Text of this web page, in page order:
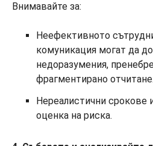
Внимавайте за:
Неефективното
комуникация могат да
недоразумения,
фрагментирано отчитане.
Нереалистични срокове
оценка на риска.